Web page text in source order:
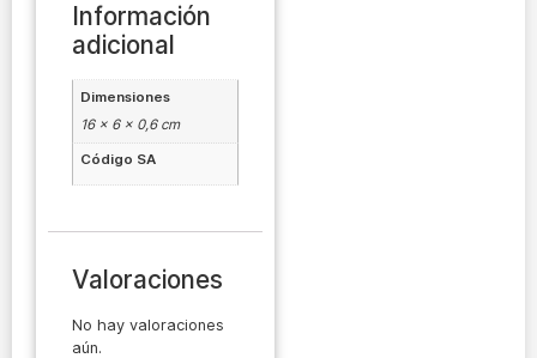
Información
adicional
Dimensiones
16 × 6 × 0,6 cm
Código SA
Valoraciones
No hay valoraciones
aún.